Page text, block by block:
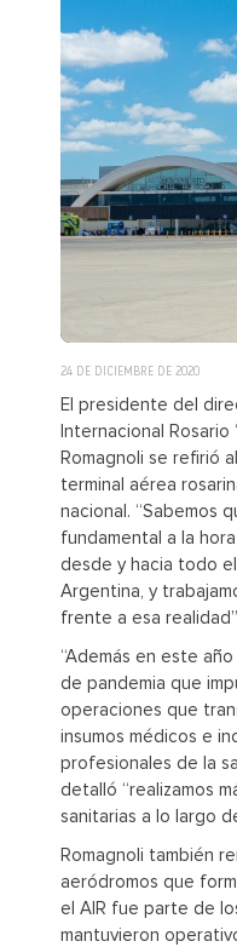
24 DE DICIEMBRE DE 2020
El presidente del
Internacional Rosario
Romagnoli se refirió
terminal aérea
nacional. “Sabemos
fundamental a la
desde y hacia todo
Argentina, y
frente a esa
“Además en este
de pandemia que
operaciones que
insumos médicos e
profesionales de la
detalló “realizamos
sanitarias a lo largo
Romagnoli también
aeródromos que
el AIR fue parte de
mantuvieron